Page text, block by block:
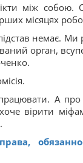
між собою.
місяцях
немає. Ми
орган,
А про
вірити